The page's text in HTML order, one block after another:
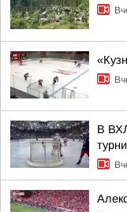
В